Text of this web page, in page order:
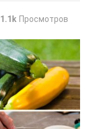
1.1k Просмотров